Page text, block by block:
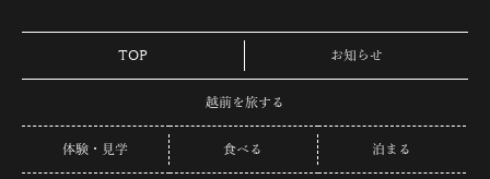
TOP お知らせ
越前を旅する
体験・見学 食べる 泊まる